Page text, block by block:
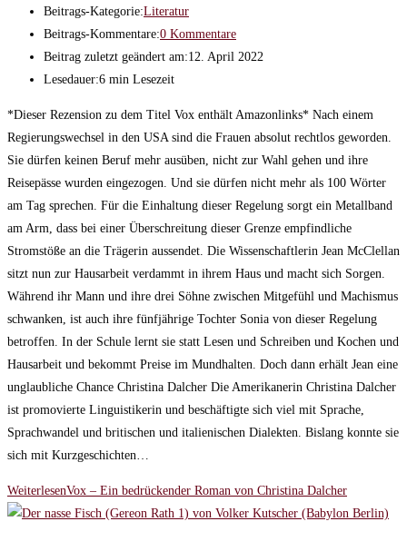
Beitrags-Kategorie:Literatur
Beitrags-Kommentare:0 Kommentare
Beitrag zuletzt geändert am:12. April 2022
Lesedauer:6 min Lesezeit
*Dieser Rezension zu dem Titel Vox enthält Amazonlinks* Nach einem
Regierungswechsel in den USA sind die Frauen absolut rechtlos geworden.
Sie dürfen keinen Beruf mehr ausüben, nicht zur Wahl gehen und ihre
Reisepässe wurden eingezogen. Und sie dürfen nicht mehr als 100 Wörter
am Tag sprechen. Für die Einhaltung dieser Regelung sorgt ein Metallband
am Arm, dass bei einer Überschreitung dieser Grenze empfindliche
Stromstöße an die Trägerin aussendet. Die Wissenschaftlerin Jean McClellan
sitzt nun zur Hausarbeit verdammt in ihrem Haus und macht sich Sorgen.
Während ihr Mann und ihre drei Söhne zwischen Mitgefühl und Machismus
schwanken, ist auch ihre fünfjährige Tochter Sonia von dieser Regelung
betroffen. In der Schule lernt sie statt Lesen und Schreiben und Kochen und
Hausarbeit und bekommt Preise im Mundhalten. Doch dann erhält Jean eine
unglaubliche Chance Christina Dalcher Die Amerikanerin Christina Dalcher
ist promovierte Linguistikerin und beschäftigte sich viel mit Sprache,
Sprachwandel und britischen und italienischen Dialekten. Bislang konnte sie
sich mit Kurzgeschichten…
WeiterlesenVox – Ein bedrückender Roman von Christina Dalcher